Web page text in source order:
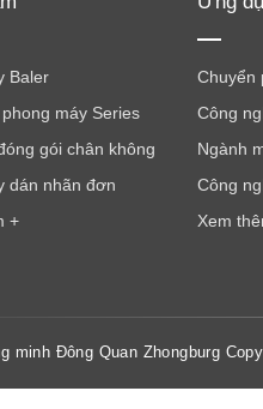
Baler
máy Series
gói chân không
dán nhãn đơn
+
Chuyển
Công
Ngành
Công
Xem
minh Đông Quan Zhongburg